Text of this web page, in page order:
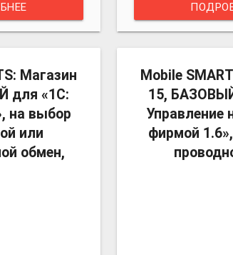
more_vert
Магазин
для «1С:
на выбор
или
обмен,
Mobile
15,
Управление
фирмой